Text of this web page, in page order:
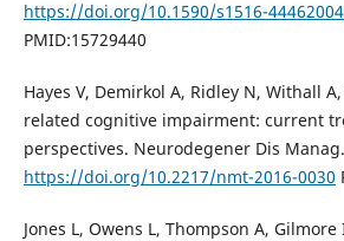
https://doi.org/10.1590/s1516-
PMID:15729440
Hayes V, Demirkol A, Ridley N, Withall
related cognitive impairment: current
perspectives. Neurodegener Dis
https://doi.org/10.2217/nmt-2016-0030
Jones L, Owens L, Thompson A,